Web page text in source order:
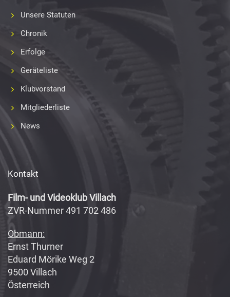
Unsere Statuten
Chronik
Erfolge
Geräteliste
Klubvorstand
Mitgliederliste
News
Kontakt
Film- und Videoklub Villach
ZVR-Nummer 491 702 486
Obmann:
Ernst Thurner
Eduard Mörike Weg 2
9500 Villach
Österreich